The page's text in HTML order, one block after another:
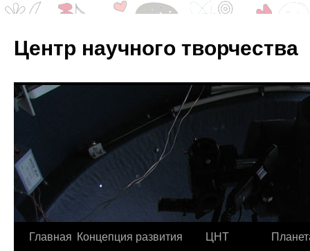
Центр научного творчества
Перейти
Главная Концепция развития
ЦНТ